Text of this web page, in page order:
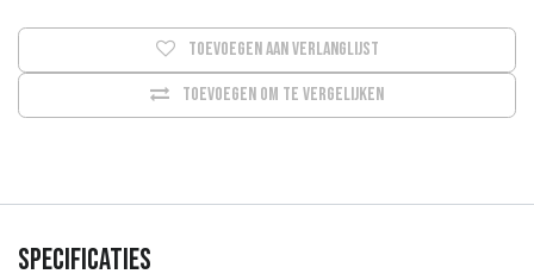
Toevoegen om te vergelijken
Toevoegen aan verlanglijst
Specificaties